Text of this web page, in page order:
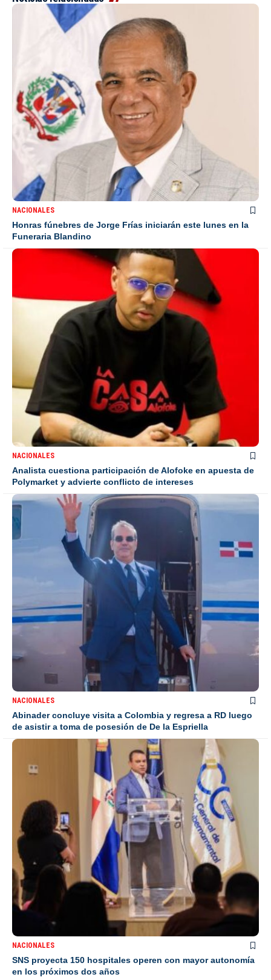
NACIONALES
Honras fúnebres de Jorge Frías iniciarán este lunes en la
Funeraria Blandino
NACIONALES
Analista cuestiona participación de Alofoke en apuesta de
Polymarket y advierte conflicto de intereses
NACIONALES
Abinader concluye visita a Colombia y regresa a RD luego
de asistir a toma de posesión de De la Espriella
NACIONALES
SNS proyecta 150 hospitales operen con mayor autonomía
en los próximos dos años